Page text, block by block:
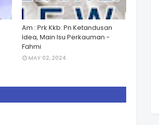
Am : Prk Kkb: Pn Ketandusan
Idea, Main Isu Perkauman -
Fahmi
MAY 02, 2024